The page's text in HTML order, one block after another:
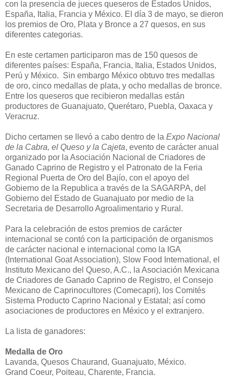
con la presencia de jueces queseros de Estados Unidos,
España, Italia, Francia y México. El día 3 de mayo, se dieron
los premios de Oro, Plata y Bronce a 27 quesos, en sus
diferentes categorias.
En este certamen participaron mas de 150 quesos de
diferentes países: España, Francia, Italia, Estados Unidos,
Perú y México. Sin embargo México obtuvo tres medallas
de oro, cinco medallas de plata, y ocho medallas de bronce.
Entre los queseros que recibieron medallas están
productores de Guanajuato, Querétaro, Puebla, Oaxaca y
Veracruz.
Dicho certamen se llevó a cabo dentro de la Expo Nacional
de la Cabra, el Queso y la Cajeta, evento de carácter anual
organizado por la Asociación Nacional de Criadores de
Ganado Caprino de Registro y el Patronato de la Feria
Regional Puerta de Oro del Bajío, con el apoyo del
Gobierno de la Republica a través de la SAGARPA, del
Gobierno del Estado de Guanajuato por medio de la
Secretaria de Desarrollo Agroalimentario y Rural.
Para la celebración de estos premios de carácter
internacional se contó con la participación de organismos
de carácter nacional e internacional como la IGA
(International Goat Association), Slow Food International, el
Instituto Mexicano del Queso, A.C., la Asociación Mexicana
de Criadores de Ganado Caprino de Registro, el Consejo
Mexicano de Caprinocultores (Comecapri), los Comités
Sistema Producto Caprino Nacional y Estatal; así como
asociaciones de productores en México y el extranjero.
La lista de ganadores:
Medalla de Oro
Lavanda, Quesos Chaurand, Guanajuato, México.
Grand Coeur, Poiteau, Charente, Francia.